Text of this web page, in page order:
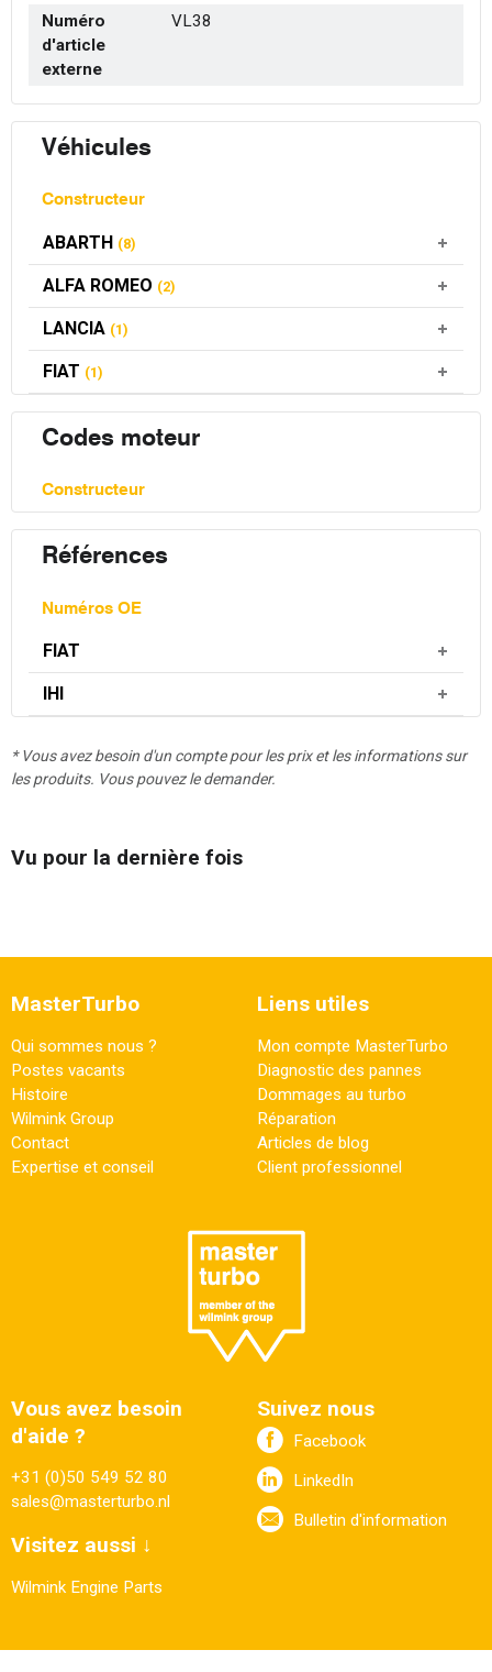
Numéro
d'article
externe
VL38
Véhicules
Constructeur
ABARTH (8)
ALFA ROMEO (2)
LANCIA (1)
FIAT (1)
Codes moteur
Constructeur
Références
Numéros OE
FIAT
IHI
* Vous avez besoin d'un compte pour les prix et les informations sur
les produits. Vous pouvez le demander.
Vu pour la dernière fois
MasterTurbo
Qui sommes nous ?
Postes vacants
Histoire
Wilmink Group
Contact
Expertise et conseil
Liens utiles
Mon compte MasterTurbo
Diagnostic des pannes
Dommages au turbo
Réparation
Articles de blog
Client professionnel
Vous avez besoin
d'aide ?
+31 (0)50 549 52 80
sales@masterturbo.nl
Visitez aussi ↓
Wilmink Engine Parts
Suivez nous
Facebook
LinkedIn
Bulletin d'information